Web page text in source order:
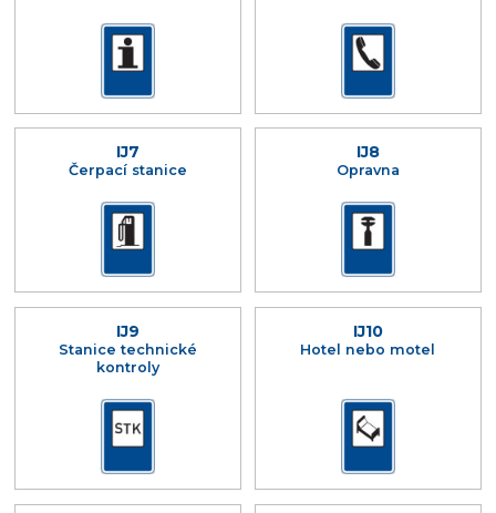
IJ7
Čerpací stanice
IJ8
Opravna
IJ9
Stanice technické
kontroly
IJ10
Hotel nebo motel